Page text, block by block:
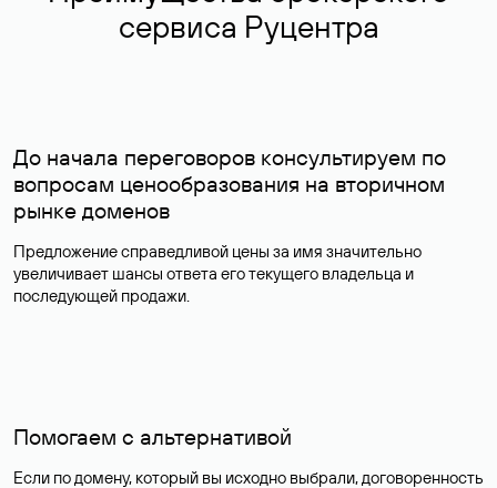
сервиса Руцентра
До начала переговоров консультируем по
вопросам ценообразования на вторичном
рынке доменов
Предложение справедливой цены за имя значительно
увеличивает шансы ответа его текущего владельца и
последующей продажи.
Помогаем с альтернативой
Если по домену, который вы исходно выбрали, договоренность